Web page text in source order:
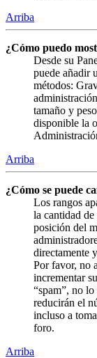
Arriba
¿Cómo puedo
Desde su
puede añadir
métodos:
tamaño y
disponible la
Arriba
¿Cómo se puede
Los rangos
la cantidad
posición del
directamente
Por favor, no
incrementar
“spam”, no
reducirán el
incluso a
foro.
Arriba